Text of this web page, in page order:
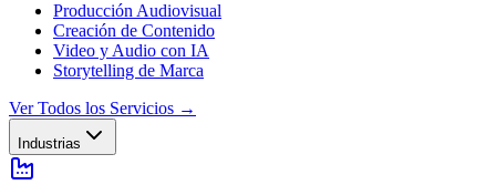
Producción Audiovisual
Creación de Contenido
Video y Audio con IA
Storytelling de Marca
Ver Todos los Servicios →
Industrias